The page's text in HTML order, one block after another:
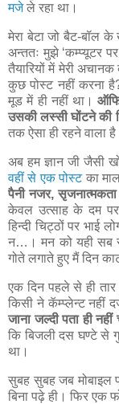
मजेले रहा था।
मेरा बेटा जो बैट-बॉल के
अन्ततः मुझे ‘कम्प्यूटर
तैयारियों में मेरी
कुछ पोस्ट नहीं करना
मूड में ही नहीं था।
उसकी लस्सी घोंटने की
तक ऐसा ही रहने वाला
अब हम ज्ञान जी जैसी
वहीं से एक पोस्टका
पैनी नजर,
केवल उत्साह के दम
हिन्दी चिट्ठों पर भाई
न…। मन को यही सब
गोते लगाते हुए मैं दिन
एक दिन पहले से ही
किसी ने कॅम्प्लेन्ट नहीं
जाना जल्दी पता ही
कि बिजली दस घण्टे से
था।
सुबह सुबह जब मोबाइल
बिना पढ़े ही। फिर एक